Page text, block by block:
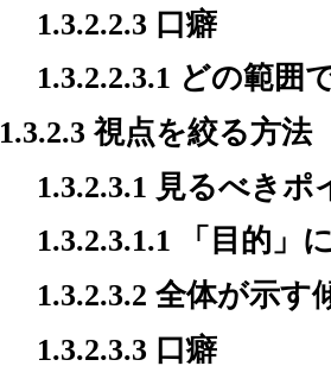
1.3.2.2.3 口癖
1.3.2.2.3.1 どの範囲
1.3.2.3 視点を絞る方法
1.3.2.3.1 見るべき
1.3.2.3.1.1 「目的」
1.3.2.3.2 全体が示
1.3.2.3.3 口癖